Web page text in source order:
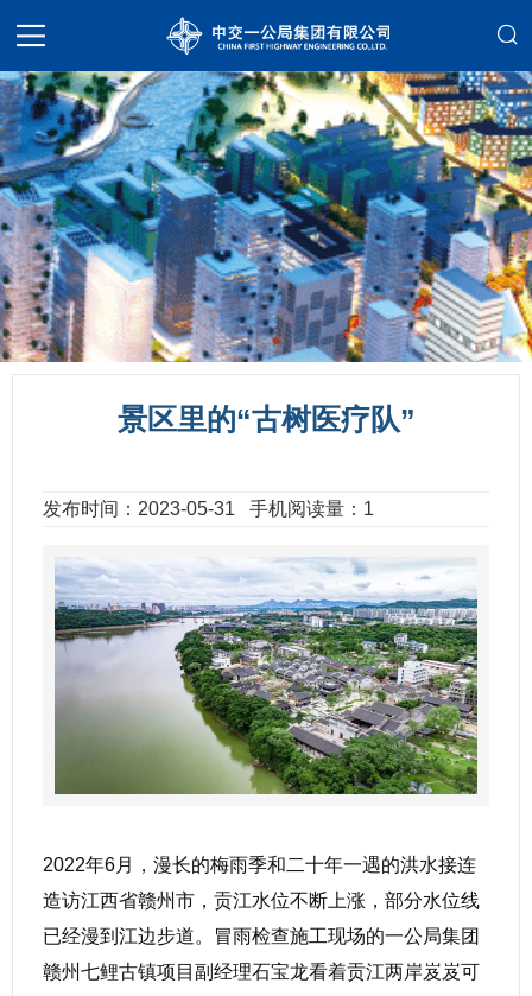
景区里的“古树医疗队”
发布时间：2023-05-31 手机阅读量：1
2022年6月，漫长的梅雨季和二十年一遇的洪水接连
造访江西省赣州市，贡江水位不断上涨，部分水位线
已经漫到江边步道。冒雨检查施工现场的一公局集团
赣州七鲤古镇项目副经理石宝龙看着贡江两岸岌岌可